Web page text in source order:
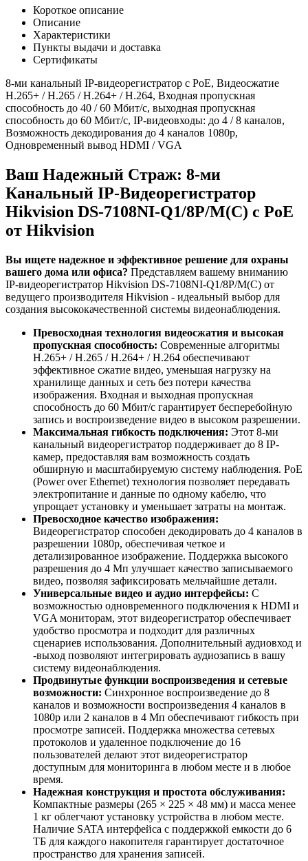
Короткое описание
Описание
Характеристики
Пункты выдачи и доставка
Сертификаты
8-ми канальный IP-видеорегистратор c PoE, Видеосжатие
H.265+ / H.265 / H.264+ / H.264, Входная пропускная
способность до 40 / 60 Мбит/с, выходная пропускная
способность до 60 Мбит/с, IP-видеовходы: до 4 / 8 каналов,
Возможность декодирования до 4 каналов 1080p,
Одновременный вывод HDMI / VGA
Ваш Надежный Страж: 8-ми
Канальный IP-Видеорегистратор
Hikvision DS-7108NI-Q1/8P/M(C) с PoE
от Hikvision
Вы ищете надежное и эффективное решение для охраны
вашего дома или офиса? Представляем вашему вниманию
IP-видеорегистратор Hikvision DS-7108NI-Q1/8P/M(C) от
ведущего производителя Hikvision - идеальный выбор для
создания высококачественной системы видеонаблюдения.
Превосходная технология видеосжатия и высокая
пропускная способность: Современные алгоритмы
H.265+ / H.265 / H.264+ / H.264 обеспечивают
эффективное сжатие видео, уменьшая нагрузку на
хранилище данных и сеть без потери качества
изображения. Входная и выходная пропускная
способность до 60 Мбит/с гарантирует бесперебойную
запись и воспроизведение видео в высоком разрешении.
Максимальная гибкость подключения: Этот 8-ми
канальный видеорегистратор поддерживает до 8 IP-
камер, предоставляя вам возможность создать
обширную и масштабируемую систему наблюдения. PoE
(Power over Ethernet) технология позволяет передавать
электропитание и данные по одному кабелю, что
упрощает установку и уменьшает затраты на монтаж.
Превосходное качество изображения:
Видеорегистратор способен декодировать до 4 каналов в
разрешении 1080p, обеспечивая четкое и
детализированное изображение. Поддержка высокого
разрешения до 4 Мп улучшает качество записываемого
видео, позволяя зафиксировать мельчайшие детали.
Универсальные видео и аудио интерфейсы: С
возможностью одновременного подключения к HDMI и
VGA мониторам, этот видеорегистратор обеспечивает
удобство просмотра и подходит для различных
сценариев использования. Дополнительный аудиовход и
-выход позволяют интегрировать аудиозапись в вашу
систему видеонаблюдения.
Продвинутые функции воспроизведения и сетевые
возможности: Синхронное воспроизведение до 8
каналов и возможности воспроизведения 4 каналов в
1080p или 2 каналов в 4 Мп обеспечивают гибкость при
просмотре записей. Поддержка множества сетевых
протоколов и удаленное подключение до 16
пользователей делают этот видеорегистратор
доступным для мониторинга в любом месте и в любое
время.
Надежная конструкция и простота обслуживания:
Компактные размеры (265 × 225 × 48 мм) и масса менее
1 кг облегчают установку устройства в любом месте.
Наличие SATA интерфейса с поддержкой емкости до 6
ТБ для каждого накопителя гарантирует достаточное
пространство для хранения записей.